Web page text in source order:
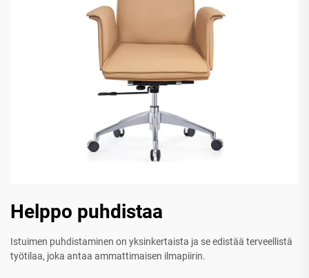
Helppo puhdistaa
Istuimen puhdistaminen on yksinkertaista ja se edistää terveellistä
työtilaa, joka antaa ammattimaisen ilmapiirin.